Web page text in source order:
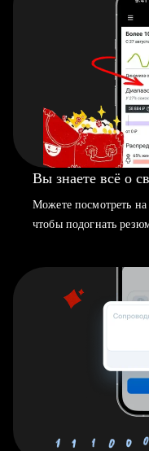
Вы знаете всё о
Можете посмотреть
чтобы подогнать